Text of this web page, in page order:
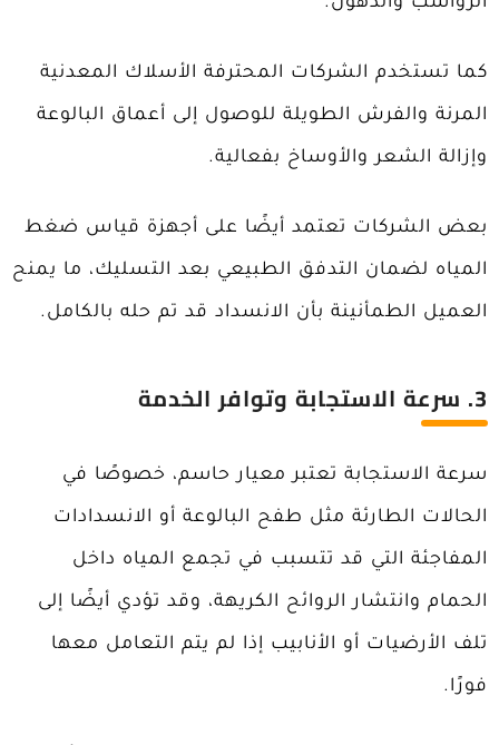
كما تستخدم الشركات المحترفة الأسلاك المعدنية
المرنة والفرش الطويلة للوصول إلى أعماق البالوعة
وإزالة الشعر والأوساخ بفعالية.
بعض الشركات تعتمد أيضًا على أجهزة قياس ضغط
المياه لضمان التدفق الطبيعي بعد التسليك، ما يمنح
العميل الطمأنينة بأن الانسداد قد تم حله بالكامل.
3. سرعة الاستجابة وتوافر الخدمة
سرعة الاستجابة تعتبر معيار حاسم، خصوصًا في
الحالات الطارئة مثل طفح البالوعة أو الانسدادات
المفاجئة التي قد تتسبب في تجمع المياه داخل
الحمام وانتشار الروائح الكريهة، وقد تؤدي أيضًا إلى
تلف الأرضيات أو الأنابيب إذا لم يتم التعامل معها
فورًا.